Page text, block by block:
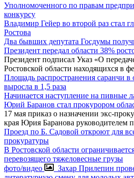
Уполномоченного по правам
конкурсу
Владимир Гейер во второй раз стал
Ростова
Два бывших депутата Госдумы
Президент передал области 38%
Президент подписал Указ «О
Ростовской области находящихся в
Площадь распространения саранчи в
выросла в 1,5 раза
Начинается наступление на пивные
Юрий Баранов стал прокурором
17 мая приказ о назначении экс-
края Юрия Баранова руководителем
Проезд по Б. Садовой откроют для
прокуратуры
В Ростовской области
перевозящего тяжеловесные грузы
фото/видео
Захар Прилепин